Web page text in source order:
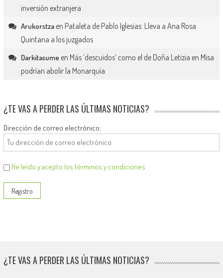
inversión extranjera
Arukorstzaen Pataleta de Pablo Iglesias: Lleva a Ana Rosa
Quintana a los juzgados
Darkitasume en Más ‘descuidos’ como el de Doña Letizia en Misa
podrían abolir la Monarquía
¿TE VAS A PERDER LAS ÚLTIMAS NOTICIAS?
Dirección de correo electrónico:
He leído y acepto los términos y condiciones
¿TE VAS A PERDER LAS ÚLTIMAS NOTICIAS?